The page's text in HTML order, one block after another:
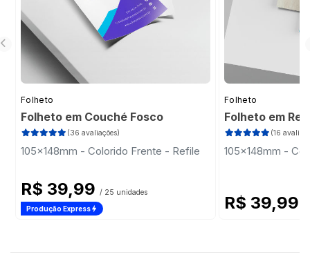
Folheto
Folheto em Couché Fosco
(36 avaliações)
105x148mm - Colorido Frente - Refile
R$ 39,99 / 25 unidades
Produção Express
Folheto
Folheto em
(16
105x148mm -
R$ 39,99